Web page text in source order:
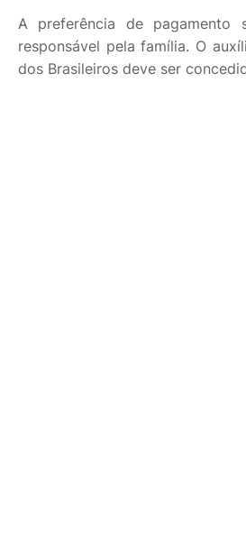
A preferência de pagamento
responsável pela família. O
dos Brasileiros deve ser